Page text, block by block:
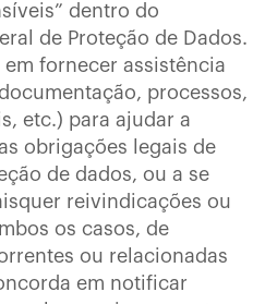
dentro do
de Proteção de Dados.
em fornecer assistência
processos,
etc.) para ajudar a
obrigações legais de
de dados, ou a se
reivindicações ou
os casos, de
ou relacionadas
em notificar